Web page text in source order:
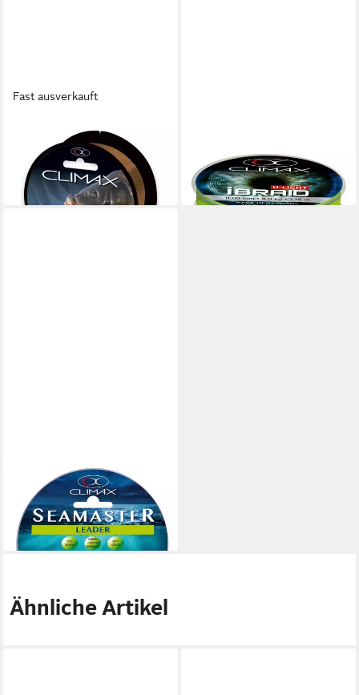
Fast ausverkauft
Angelschnur
4,69 €
(0,01 €/ 1 m)
in 4-5 Werktagen bei dir
20,58 €
(0,15 €/ 1 m)
in 2-3 Werktagen bei dir
Vorfachschnur
5,78 €
(0,12 €/ 1 m)
in 2-3 Werktagen bei dir
Ähnliche Artikel